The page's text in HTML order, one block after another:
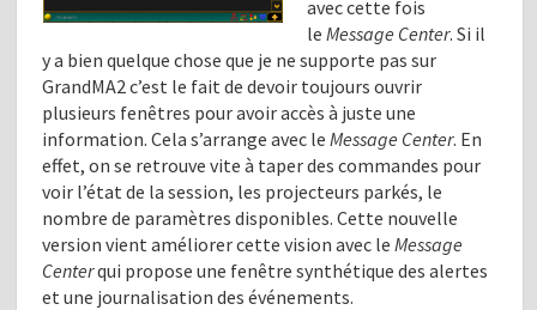
avec cette fois
leMessage Center. Si il
y a bien quelque chose que je ne supporte pas sur
GrandMA2 c’est le fait de devoir toujours ouvrir
plusieurs fenêtres pour avoir accès à juste une
information. Cela s’arrange avec leMessage Center. En
effet, on se retrouve vite à taper des commandes pour
voir l’état de la session, les projecteurs parkés, le
nombre de paramètres disponibles. Cette nouvelle
version vient améliorer cette vision avec leMessage
Centerqui propose une fenêtre synthétique des alertes
et une journalisation des événements.